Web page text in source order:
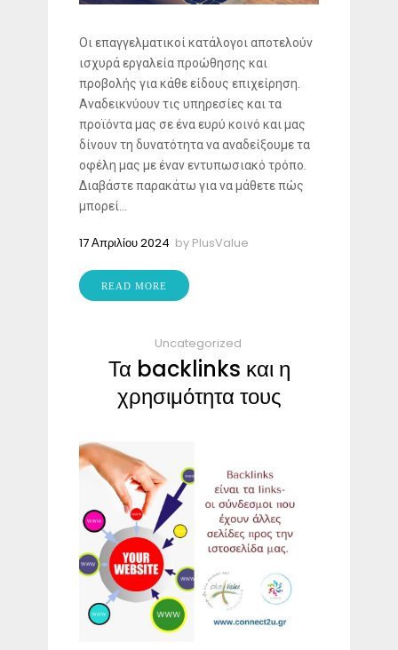
Οι επαγγελματικοί κατάλογοι αποτελούν
ισχυρά εργαλεία προώθησης και
προβολής για κάθε είδους επιχείρηση.
Αναδεικνύουν τις υπηρεσίες και τα
προϊόντα μας σε ένα ευρύ κοινό και μας
δίνουν τη δυνατότητα να αναδείξουμε τα
οφέλη μας με έναν εντυπωσιακό τρόπο.
Διαβάστε παρακάτω για να μάθετε πώς
μπορεί...
17 Απριλίου 2024 by PlusValue
READ MORE
Uncategorized
Τα backlinks και η
χρησιμότητα τους